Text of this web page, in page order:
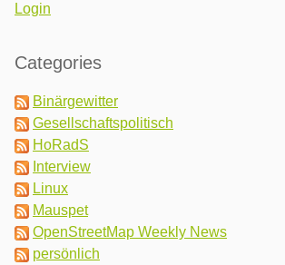
Login
Categories
Binärgewitter
Gesellschaftspolitisch
HoRadS
Interview
Linux
Mauspet
OpenStreetMap Weekly News
persönlich